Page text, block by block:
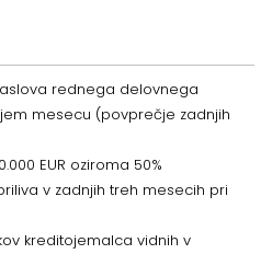
rednega delovnega
mesecu (povprečje zadnjih
EUR oziroma 50%
v zadnjih treh mesecih pri
kreditojemalca vidnih v